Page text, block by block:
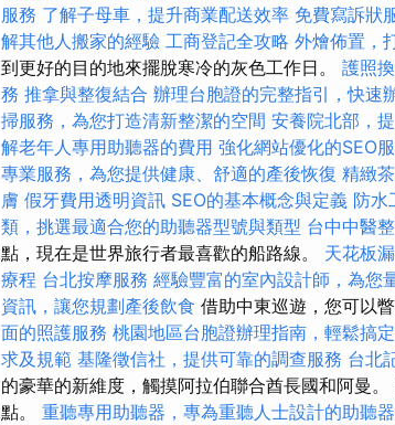
服務 了解子母車，提升商業配送效率 免費寫訴狀
解其他人搬家的經驗 工商登記全攻略 外燴佈置，
到更好的目的地來擺脫寒冷的灰色工作日。 護照
務 推拿與整復結合 辦理台胞證的完整指引，快速
掃服務，為您打造清新整潔的空間 安養院北部，
解老年人專用助聽器的費用 強化網站優化的SEO
專業服務，為您提供健康、舒適的產後恢復 精緻
膚 假牙費用透明資訊 SEO的基本概念與定義 防水
類，挑選最適合您的助聽器型號與類型 台中中醫
點，現在是世界旅行者最喜歡的船路線。 天花板
療程 台北按摩服務 經驗豐富的室內設計師，為您
資訊，讓您規劃產後飲食 借助中東巡遊，您可以
面的照護服務 桃園地區台胞證辦理指南，輕鬆搞定
求及規範 基隆徵信社，提供可靠的調查服務 台北
的豪華的新維度，觸摸阿拉伯聯合酋長國和阿曼
點。 重聽專用助聽器，專為重聽人士設計的助聽